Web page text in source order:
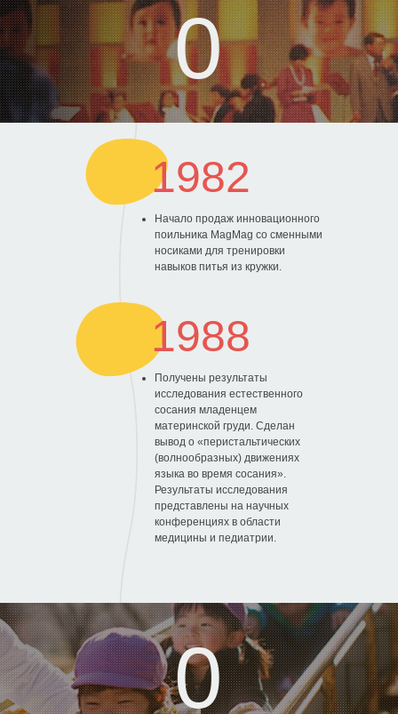
1988
Получены результаты
исследования естественного
сосания младенцем
материнской груди. Сделан
вывод о «перистальтических
(волнообразных) движениях
языка во время сосания».
Результаты исследования
представлены на научных
конференциях в области
медицины и педиатрии.
1982
Начало продаж инновационного
поильника MagMag со сменными
носиками для тренировки
навыков питья из кружки.